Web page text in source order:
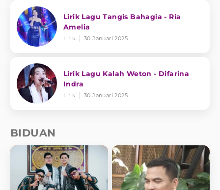
Lirik Lagu Tangis Bahagia - Ria
Amelia
Lirik 30 Januari 2025
Lirik Lagu Kalah Weton - Difarina
Indra
Lirik 30 Januari 2025
BIDUAN